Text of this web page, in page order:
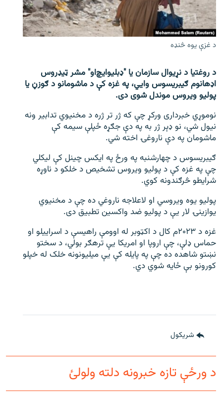
اړیکه
دري پاڼه
Azadi English
راسره ملګري شئ
د ازادې اروپا/ ازادي راډيو ټولې پاڼې
د غزې یوه څنډه
د روغتیا د نړیوال سازمان یا "ډبلیو‌ایچ‌او" مشر ټیډروس
اډهانوم ګیبریسوس وايي، په غزه کې د ماشومانو د ګوزڼ یا
پولیو ویروس موندل شوی دی.
نوموړي خبرداری ورکړ چې که ژر تر ژره د مخنیوي تدابیر ونه
نیول شي، نو ډېر ژر به په دې جګړه ځپلې سیمه کې
ماشومان په دې ناروغۍ اخته شي.
ګیبریسوس د چهارشنبه په ورځ په ایکس چینل کې لیکلي
چې په غزه کې د پولیو ویروس تشخیص د خلکو د ناوړه
شرایطو څرګندونه کوي.
پولیو یوه ویروسي او لاعلاجه ناروغي ده چې د مخنیوي
یوازینۍ لار یې د پولیو ضد واکسین تطبیق دی.
غزه د ۲۰۲۳م کال د اکټوبر له اوومې راهیسې د اسراییلو او
حماس ډلې، چې اروپا او امریکا یې ترهګر بولي، د سختو
نښتو شاهده ده چې په پایله کې یې میلیونونه خلک له خپلو
کورونو بې ځایه شوي دي.
شريکول
د ورځې تازه خبرونه دلته ولولئ